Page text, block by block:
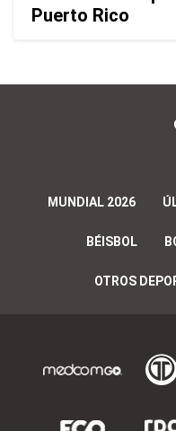
Puerto Rico
MUNDIAL 2026
BÉISBOL
OTROS